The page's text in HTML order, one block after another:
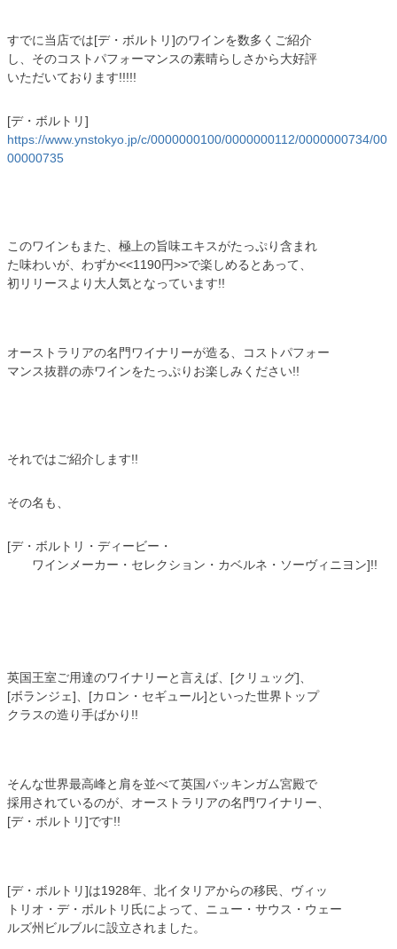
すでに当店では[デ・ボルトリ]のワインを数多くご紹介
し、そのコストパフォーマンスの素晴らしさから大好評
いただいております!!!!!
[デ・ボルトリ]
https://www.ynstokyo.jp/c/0000000100/0000000112/0000000734/00
00000735
このワインもまた、極上の旨味エキスがたっぷり含まれ
た味わいが、わずか<<1190円>>で楽しめるとあって、
初リリースより大人気となっています!!
オーストラリアの名門ワイナリーが造る、コストパフォー
マンス抜群の赤ワインをたっぷりお楽しみください!!
それではご紹介します!!
その名も、
[デ・ボルトリ・ディービー・
ワインメーカー・セレクション・カベルネ・ソーヴィニヨン]!!
英国王室ご用達のワイナリーと言えば、[クリュッグ]、
[ボランジェ]、[カロン・セギュール]といった世界トップ
クラスの造り手ばかり!!
そんな世界最高峰と肩を並べて英国バッキンガム宮殿で
採用されているのが、オーストラリアの名門ワイナリー、
[デ・ボルトリ]です!!
[デ・ボルトリ]は1928年、北イタリアからの移民、ヴィッ
トリオ・デ・ボルトリ氏によって、ニュー・サウス・ウェー
ルズ州ビルブルに設立されました。